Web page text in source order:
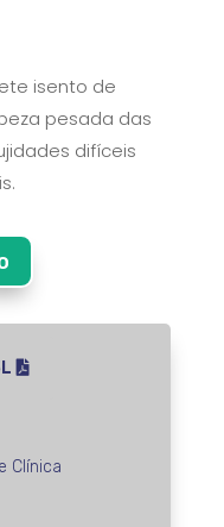
isento de
pesada das
difíceis
Clínica